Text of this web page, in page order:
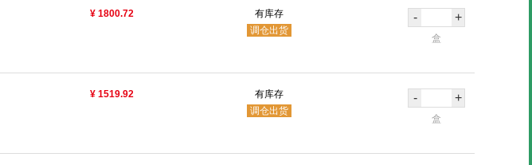
¥ 1800.72
有库存
调仓出货
- +
盒
¥ 1519.92
有库存
调仓出货
- +
盒